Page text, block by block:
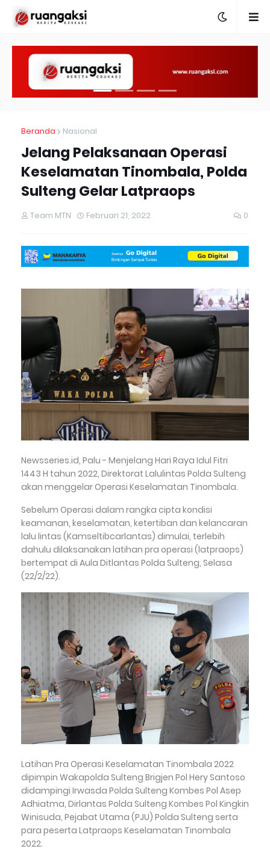
Beranda Nasional
Jelang Pelaksanaan Operasi
Keselamatan Tinombala, Polda
Sulteng Gelar Latpraops
Team MTN Februari 21, 2022 0
Newsseries.id, Palu - Menjelang Hari Raya Idul Fitri
1443 H tahun 2022, Direktorat Lalulintas Polda Sulteng
akan menggelar Operasi Keselamatan Tinombala.
Sebelum Operasi dalam rangka cipta kondisi
keamanan, keselamatan, ketertiban dan kelancaran
lalu lintas (Kamseltibcarlantas) dimulai, terlebih
dahulu dilaksanakan latihan pra operasi (latpraops)
bertempat di Aula Ditlantas Polda Sulteng, Selasa
(22/2/22).
Latihan Pra Operasi Keselamatan Tinombala 2022
dipimpin Wakapolda Sulteng Brigjen Pol Hery Santoso
didampingi Irwasda Polda Sulteng Kombes Pol Asep
Adhiatma, Dirlantas Polda Sulteng Kombes Pol Kingkin
Winisuda, Pejabat Utama (PJU) Polda Sulteng serta
para peserta Latpraops Keselamatan Tinombala
2022.